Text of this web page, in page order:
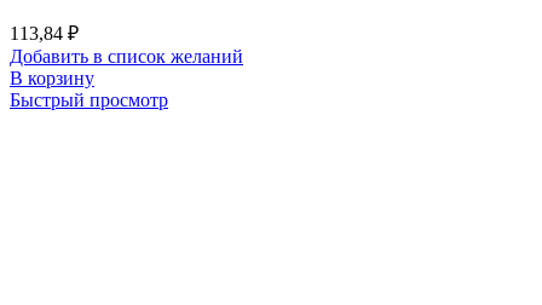
113,84 ₽
Добавить в список желаний
В корзину
Быстрый просмотр